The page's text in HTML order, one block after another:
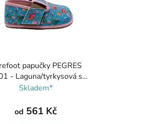
papučky PEGRES
- Laguna/tyrkysová s
růžovou, Pegres
Skladem*
od 561 Kč